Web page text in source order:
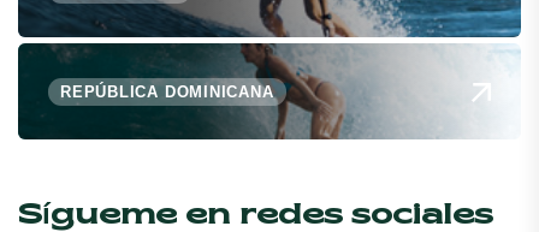
REPÚBLICA DOMINICANA
Sígueme en redes sociales